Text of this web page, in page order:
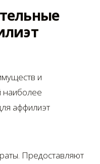
и
наиболее
аффилиэт
Предоставляют